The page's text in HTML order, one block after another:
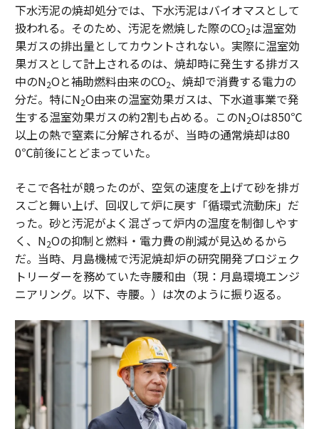
下水汚泥の焼却処分では、下水汚泥はバイオマスとして
扱われる。そのため、汚泥を燃焼した際のCO2は温室効
果ガスの排出量としてカウントされない。実際に温室効
果ガスとして計上されるのは、焼却時に発生する排ガス
中のN2Oと補助燃料由来のCO2、焼却で消費する電力の
分だ。特にN2O由来の温室効果ガスは、下水道事業で発
生する温室効果ガスの約2割も占める。このN2Oは850℃
以上の熱で窒素に分解されるが、当時の通常焼却は80
0℃前後にとどまっていた。
そこで各社が競ったのが、空気の速度を上げて砂を排ガ
スごと舞い上げ、回収して炉に戻す「循環式流動床」だ
った。砂と汚泥がよく混ざって炉内の温度を制御しやす
く、N2Oの抑制と燃料・電力費の削減が見込めるから
だ。当時、月島機械で汚泥焼却炉の研究開発プロジェク
トリーダーを務めていた寺腰和由（現：月島環境エンジ
ニアリング。以下、寺腰。）は次のように振り返る。